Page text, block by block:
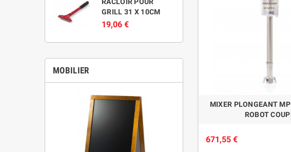
GRILL 31 X 10CM
19,06 €
MOBILIER
MIXER PLONGEANT
ROBOT
671,55 €